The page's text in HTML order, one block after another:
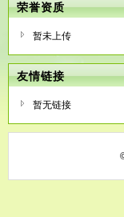
荣誉资质
暂未上传
友情链接
暂无链接